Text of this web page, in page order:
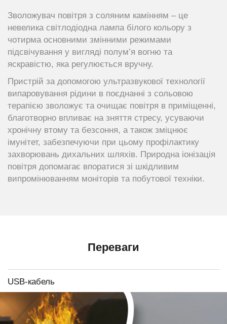
Зволожувач повітря з соляним камінням – це
невелика світлодіодна лампа білого кольору з
чотирма основними змінними режимами
підсвічування у вигляді полум’я вогню та
яскравістю, яка регулюється вручну.
Пристрій за допомогою ультразвукової технології
випаровування рідини в поєднанні з сольовою
терапією зволожує та очищає повітря в приміщенні,
благотворно впливає на зняття стресу, усуваючи
хронічну втому та безсоння, а також зміцнює
імунітет, забезпечуючи при цьому профілактику
захворювань дихальних шляхів. Природна іонізація
повітря допомагає впоратися зі шкідливим
випромінюванням моніторів та побутової техніки.
Переваги
USB-кабель